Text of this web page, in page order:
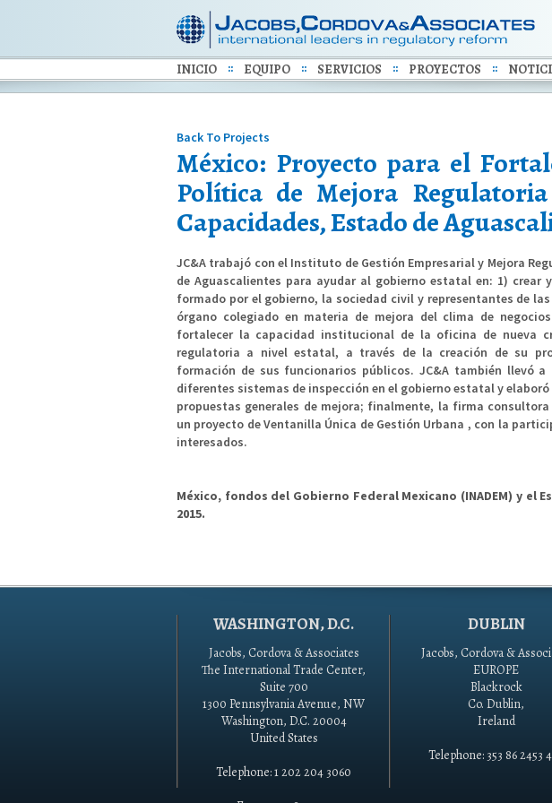
INICIO EQUIPO SERVICIOS PROYECTOS
Back To Projects
México: Proyecto para el
Política de Mejora
Capacidades, Estado de
JC&A trabajó con el Instituto de Gestión Empresarial y Mejora
de Aguascalientes para ayudar al gobierno estatal en: 1) crear
formado por el gobierno, la sociedad civil y representantes de
órgano colegiado en materia de mejora del clima de
fortalecer la capacidad institucional de la oficina de nueva
regulatoria a nivel estatal, a través de la creación de su
formación de sus funcionarios públicos. JC&A también llevó
diferentes sistemas de inspección en el gobierno estatal y
propuestas generales de mejora; finalmente, la firma
un proyecto de Ventanilla Única de Gestión Urbana , con la
interesados​​.
México, fondos del Gobierno Federal Mexicano (INADEM) y el
2015.
WASHINGTON, D.C.
Jacobs, Cordova & Associates
The International Trade Center,
Suite 700
1300 Pennsylvania Avenue, NW
Washington, D.C. 20004
United States
Telephone: 1 202 204 3060
DUBLIN
Jacobs, Cordova &
EUROPE
Blackrock
Co. Dublin,
Ireland
Telephone: 353 86 2453